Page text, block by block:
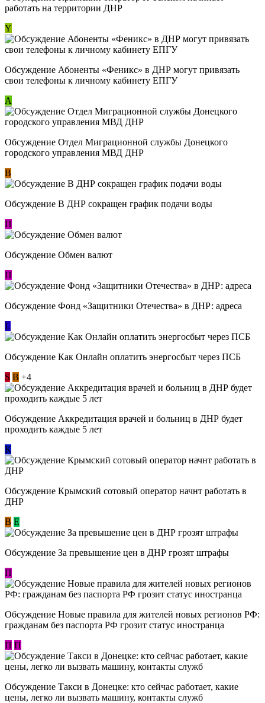
работать на территории ДНР
Y
Обсуждение ​Абоненты «Феникс» в ДНР могут привязать
свои телефоны к личному кабинету ЕПГУ
А
Обсуждение Отдел Миграционной службы Донецкого
городского управления МВД ДНР
В
Обсуждение В ДНР сокращен график подачи воды
П
Обсуждение Обмен валют
П
Обсуждение Фонд «Защитники Отечества» в ДНР: адреса
L
Обсуждение ​Как Онлайн оплатить энергосбыт через ПСБ
S В +4
Обсуждение Аккредитация врачей и больниц в ДНР будет
проходить каждые 5 лет
К
Обсуждение Крымский сотовый оператор начнт работать в
ДНР
В E
Обсуждение За превышение цен в ДНР грозят штрафы
П
Обсуждение Новые правила для жителей новых регионов РФ:
гражданам без паспорта РФ грозит статус иностранца
П П
Обсуждение ​Такси в Донецке: кто сейчас работает, какие
цены, легко ли вызвать машину, контакты служб